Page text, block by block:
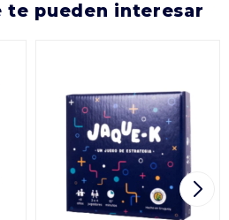
te pueden interesar